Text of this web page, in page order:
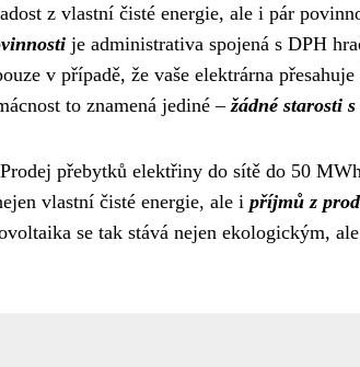
z vlastní čisté energie, ale i pár
je administrativa spojená s DPH
v případě, že vaše elektrárna
to znamená jediné – žádné starosti
přebytků elektřiny do sítě do 50
vlastní čisté energie, ale i příjmů z
se tak stává nejen ekologickým,